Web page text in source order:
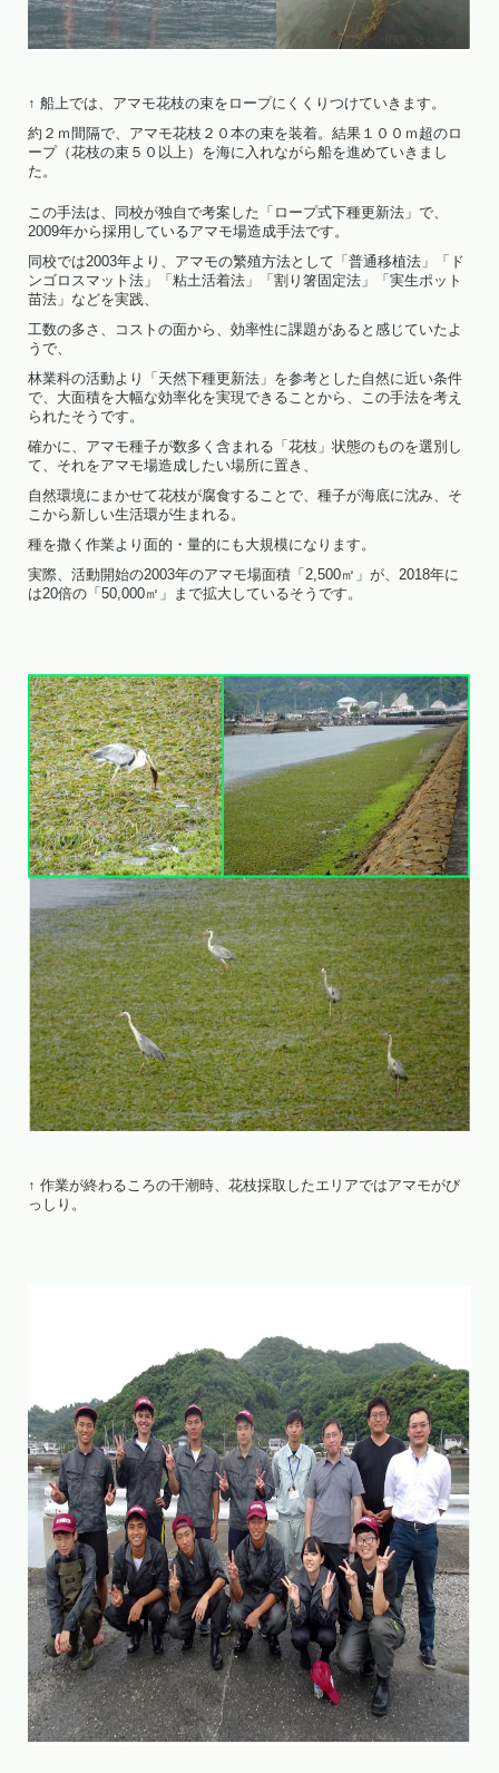
↑ 船上では、アマモ花枝の束をロープにくくりつけていきます。
約２ｍ間隔で、アマモ花枝２０本の束を装着。結果１００ｍ超のロ
ープ（花枝の束５０以上）を海に入れながら船を進めていきまし
た。
この手法は、同校が独自で考案した「ロープ式下種更新法」で、
2009年から採用しているアマモ場造成手法です。
同校では2003年より、アマモの繁殖方法として「普通移植法」「ド
ンゴロスマット法」「粘土活着法」「割り箸固定法」「実生ポット
苗法」などを実践、
工数の多さ、コストの面から、効率性に課題があると感じていたよ
うで、
林業科の活動より「天然下種更新法」を参考とした自然に近い条件
で、大面積を大幅な効率化を実現できることから、この手法を考え
られたそうです。
確かに、アマモ種子が数多く含まれる「花枝」状態のものを選別し
て、それをアマモ場造成したい場所に置き、
自然環境にまかせて花枝が腐食することで、種子が海底に沈み、そ
こから新しい生活環が生まれる。
種を撒く作業より面的・量的にも大規模になります。
実際、活動開始の2003年のアマモ場面積「2,500㎡」が、2018年に
は20倍の「50,000㎡」まで拡大しているそうです。
↑ 作業が終わるころの干潮時、花枝採取したエリアではアマモがび
っしり。